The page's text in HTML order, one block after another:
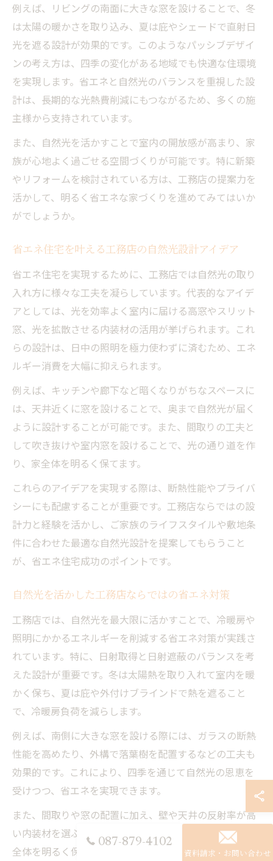
例えば、リビングの南面に大きな窓を設けることで、冬
は太陽の暖かさを取り込み、夏は庇やシェードで直射日
光を遮る設計が効果的です。このようなパッシブデザイ
ンの考え方は、四季の変化がある地域でも快適な住環境
を実現します。省エネと自然光のバランスを重視した設
計は、長期的な光熱費削減にもつながるため、多くの施
主様から支持されています。
また、自然光を活かすことで室内の開放感が高まり、家
族が心地よく過ごせる空間づくりが可能です。特に新築
やリフォームを検討されている方は、工務店の提案力を
活かして、明るく省エネな家づくりを進めてみてはいか
がでしょうか。
省エネ住宅を叶える工務店の自然光設計アイデア
省エネ住宅を実現するために、工務店では自然光の取り
入れ方に様々な工夫を凝らしています。代表的なアイデ
アとしては、光を効率よく室内に届ける高窓やスリット
窓、光を拡散させる内装材の活用が挙げられます。これ
らの設計は、日中の照明を極力使わずに済むため、エネ
ルギー消費を大幅に抑えられます。
例えば、キッチンや廊下など暗くなりがちなスペースに
は、天井近くに窓を設けることで、奥まで自然光が届く
ように設計することが可能です。また、間取りの工夫と
して吹き抜けや室内窓を設けることで、光の通り道を作
り、家全体を明るく保てます。
これらのアイデアを実現する際は、断熱性能やプライバ
シーにも配慮することが重要です。工務店ならではの設
計力と経験を活かし、ご家族のライフスタイルや敷地条
件に合わせた最適な自然光設計を提案してもらうこと
が、省エネ住宅成功のポイントです。
自然光を活かした工務店ならではの省エネ対策
工務店では、自然光を最大限に活かすことで、冷暖房や
照明にかかるエネルギーを削減する省エネ対策が実践さ
れています。特に、日射取得と日射遮蔽のバランスを考
えた設計が重要です。冬は太陽熱を取り入れて室内を暖
かく保ち、夏は庇や外付けブラインドで熱を遮ること
で、冷暖房負荷を減らします。
例えば、南側に大きな窓を設ける際には、ガラスの断熱
性能を高めたり、外構で落葉樹を配置するなどの工夫も
効果的です。これにより、四季を通じて自然光の恩恵を
受けつつ、省エネを実現できます。
また、間取りや窓の配置に加え、壁や天井の反射率が高
い内装材を選ぶことで、光をより広範囲に拡散させ、家
全体を明るく保つことができます。これらの対策は、設
087-879-4102
資料請求・お問い合わせ